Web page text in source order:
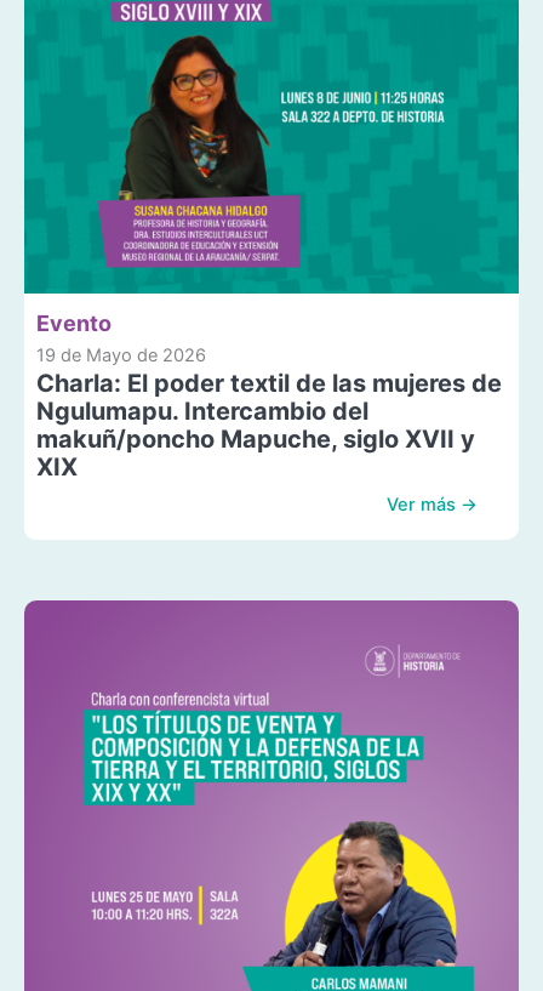
Evento
19 de Mayo de 2026
Charla: El poder textil de las mujeres de
Ngulumapu. Intercambio del
makuñ/poncho Mapuche, siglo XVII y
XIX
Ver más →